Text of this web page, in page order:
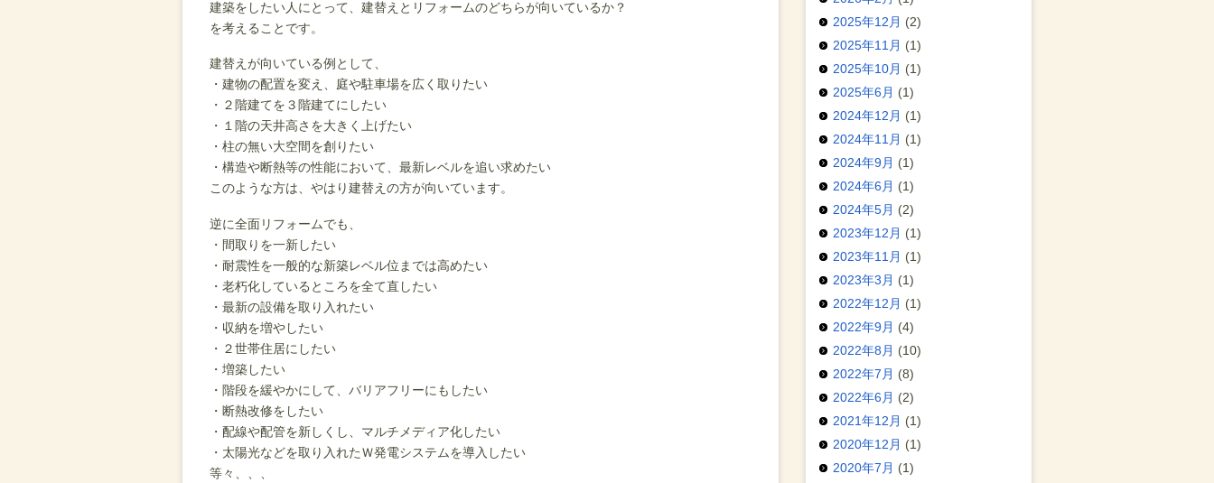
建築をしたい人にとって、建替えとリフォームのどちらが向いているか？
を考えることです。
建替えが向いている例として、
・建物の配置を変え、庭や駐車場を広く取りたい
・２階建てを３階建てにしたい
・１階の天井高さを大きく上げたい
・柱の無い大空間を創りたい
・構造や断熱等の性能において、最新レベルを追い求めたい
このような方は、やはり建替えの方が向いています。
逆に全面リフォームでも、
・間取りを一新したい
・耐震性を一般的な新築レベル位までは高めたい
・老朽化しているところを全て直したい
・最新の設備を取り入れたい
・収納を増やしたい
・２世帯住居にしたい
・増築したい
・階段を緩やかにして、バリアフリーにもしたい
・断熱改修をしたい
・配線や配管を新しくし、マルチメディア化したい
・太陽光などを取り入れたＷ発電システムを導入したい
等々、、、
2025年12月 (2)
2025年11月 (1)
2025年10月 (1)
2025年6月 (1)
2024年12月 (1)
2024年11月 (1)
2024年9月 (1)
2024年6月 (1)
2024年5月 (2)
2023年12月 (1)
2023年11月 (1)
2023年3月 (1)
2022年12月 (1)
2022年9月 (4)
2022年8月 (10)
2022年7月 (8)
2022年6月 (2)
2021年12月 (1)
2020年12月 (1)
2020年7月 (1)